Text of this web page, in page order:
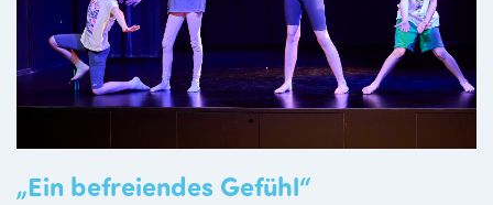
„Ein befreiendes Gefühl“